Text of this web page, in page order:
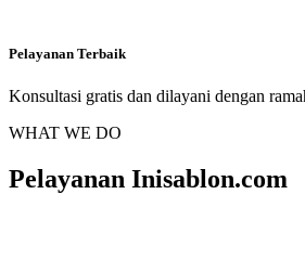
Pelayanan Terbaik
Konsultasi gratis dan dilayani dengan
WHAT WE DO
Pelayanan Inisablon.com